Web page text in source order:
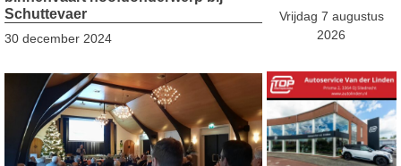
Schuttevaer
30 december 2024
Vrijdag 7 augustus
2026